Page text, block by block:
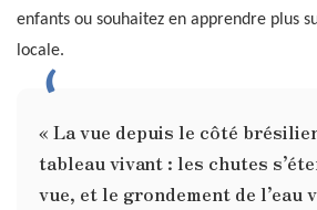
enfants ou souhaitez en apprendre plus
locale.
« La vue depuis le côté
tableau vivant : les chutes
vue, et le grondement de l’eau